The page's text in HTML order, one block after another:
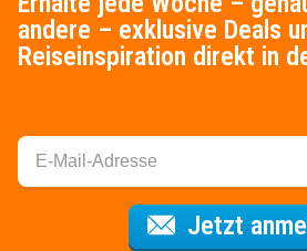
andere – exklusive Deals
Reiseinspiration direkt in
Jetzt